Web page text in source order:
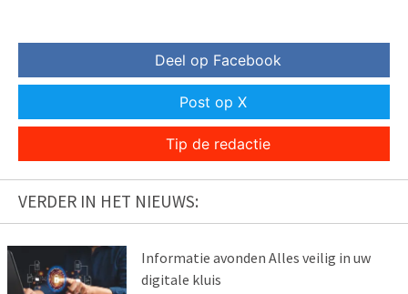
Deel op Facebook
Post op X
Tip de redactie
VERDER IN HET NIEUWS:
Informatie avonden Alles veilig in uw
digitale kluis